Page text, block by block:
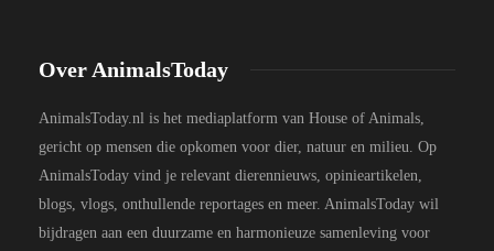
Over AnimalsToday
AnimalsToday.nl is het mediaplatform van House of Animals,
gericht op mensen die opkomen voor dier, natuur en milieu. Op
AnimalsToday vind je relevant dierennieuws, opinieartikelen,
blogs, vlogs, onthullende reportages en meer. AnimalsToday wil
bijdragen aan een duurzame en harmonieuze samenleving voor